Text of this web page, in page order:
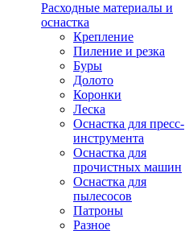
Расходные материалы и
оснастка
Крепление
Пиление и резка
Буры
Долото
Коронки
Леска
Оснастка для пресс-
инструмента
Оснастка для
прочистных машин
Оснастка для
пылесосов
Патроны
Разное